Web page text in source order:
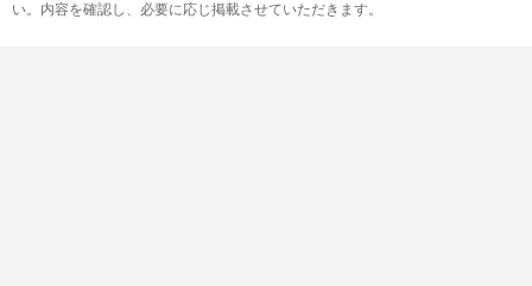
い。内容を確認し、必要に応じ掲載させていただきます。